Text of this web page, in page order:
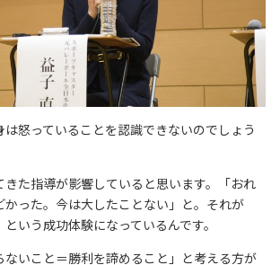
怒っていることを認識できないのでしょう
きた指導が影響していると思います。「おれ
かった。今は大したことない」と。それが
という成功体験になっているんです。
いこと＝勝利を諦めること」と考える方が